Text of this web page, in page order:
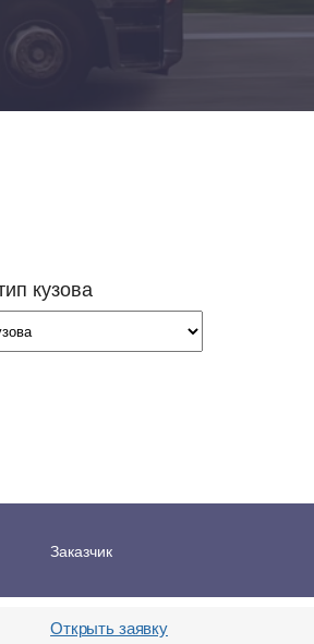
для сборных грузов
кузова
Заказчик
Открыть заявку
Открыть заявку